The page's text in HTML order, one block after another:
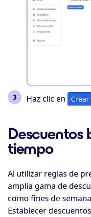
Haz clic en
Descuentos
tiempo
Al utilizar reglas de
amplia gama de
como fines de
Establecer